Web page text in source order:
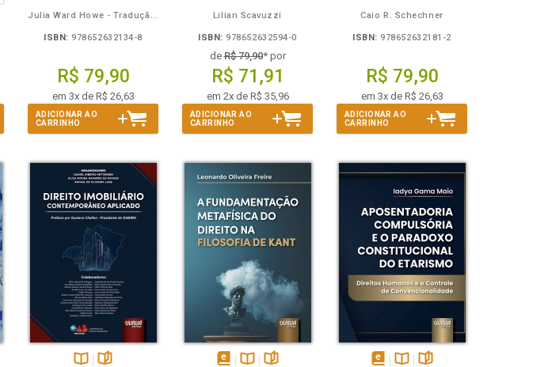
Julia Ward Howe - Tradução: Osvaldo Ferreira de Carvalho
ISBN: 978652632134-8
R$ 79,90
em 3x de R$ 26,63
ADICIONAR AO
CARRINHO
Lilian Scavuzzi
ISBN: 978652632594-0
deR$ 79,90* por
R$ 71,91
em 2x de R$ 35,96
ADICIONAR AO
CARRINHO
Caio R. Schechner
ISBN: 978652632181-2
R$ 79,90
em 3x de R$ 26,63
ADICIONAR AO
CARRINHO